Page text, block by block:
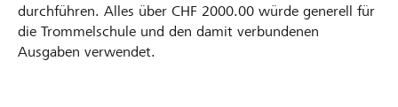
durchführen. Alles über CHF 2000.00 würde generell für
die Trommelschule und den damit verbundenen
Ausgaben verwendet.